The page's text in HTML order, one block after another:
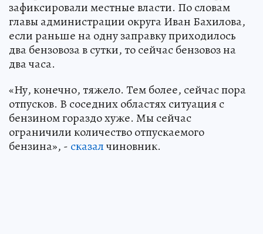
зафиксировали местные власти. По словам
главы администрации округа Иван Бахилова,
если раньше на одну заправку приходилось
два бензовоза в сутки, то сейчас бензовоз на
два часа.
«Ну, конечно, тяжело. Тем более, сейчас пора
отпусков. В соседних областях ситуация с
бензином гораздо хуже. Мы сейчас
ограничили количество отпускаемого
бензина», - сказалчиновник.